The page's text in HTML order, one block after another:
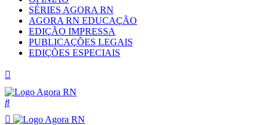
SÉRIES AGORA RN
AGORA RN EDUCAÇÃO
EDIÇÃO IMPRESSA
PUBLICAÇÕES LEGAIS
EDIÇÕES ESPECIAIS